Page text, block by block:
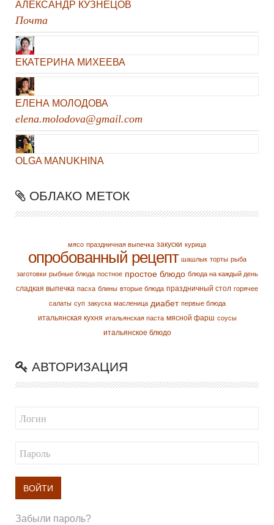
АЛЕКСАНДР КУЗНЕЦОВ
Почта
ЕКАТЕРИНА МИХЕЕВА
ЕЛЕНА МОЛОДОВА
elena.molodova@gmail.com
OLGA MANUKHINA
ОБЛАКО МЕТОК
мясо праздничная выпечка закуски курица
опробованный рецепт шашлык торты рыба
заготовки рыбные блюда постное простое блюдо блюда на каждый день
сладкая выпечка пасха блины вторые блюда праздничный стол горячее
салаты суп закуска масленица диабет первые блюда
итальянская кухня итальянская паста мясной фарш соусы
итальянское блюдо
АВТОРИЗАЦИЯ
ВОЙТИ
Забыли пароль?